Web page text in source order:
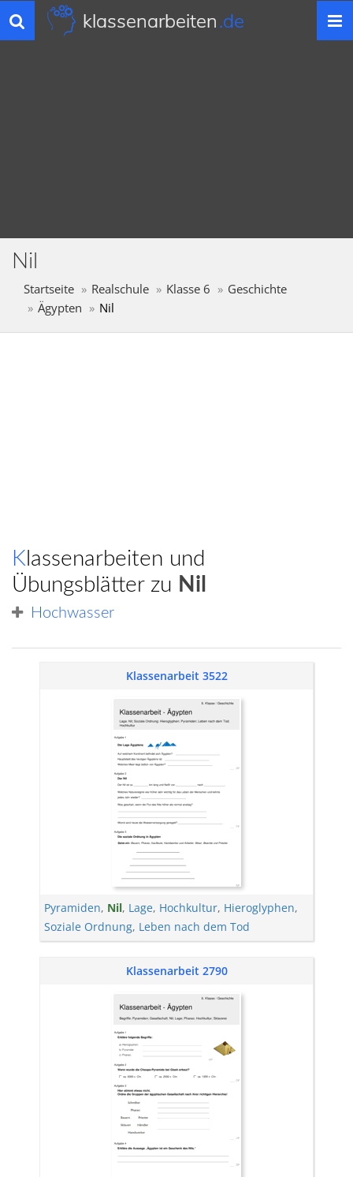
Toggle
navigation
klassenarbeiten.de
Nil
Startseite Realschule Klasse 6
Geschichte
Ägypten
Nil
Klassenarbeiten und
Übungsblätter zu Nil
Hochwasser
Klassenarbeit 3522
Pyramiden, Nil, Lage, Hochkultur, Hieroglyphen,
Soziale Ordnung, Leben nach dem Tod
Klassenarbeit 2790